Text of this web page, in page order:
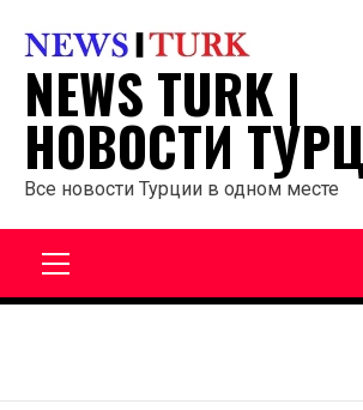
содержанию
NEWS TURK |
НОВОСТИ
Все новости Турции в одном месте